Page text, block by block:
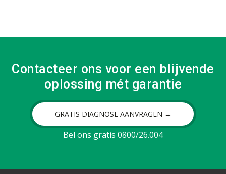
Contacteer ons voor een blijvende
oplossing mét garantie
GRATIS DIAGNOSE AANVRAGEN →
Bel ons gratis 0800/26.004